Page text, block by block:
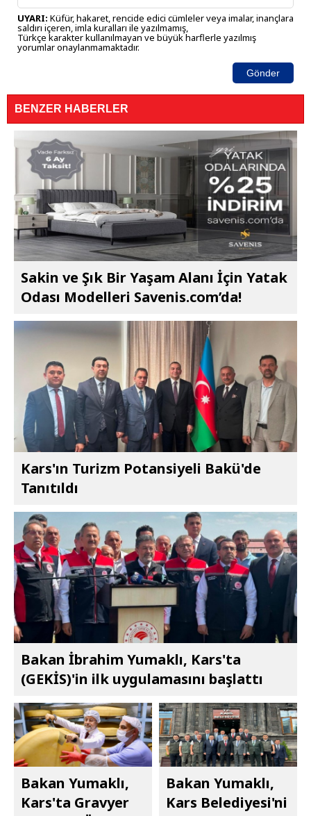
UYARI: Küfür, hakaret, rencide edici cümleler veya imalar, inançlara
saldırı içeren, imla kuralları ile yazılmamış,
Türkçe karakter kullanılmayan ve büyük harflerle yazılmış
yorumlar onaylanmamaktadır.
Gönder
BENZER HABERLER
Sakin ve Şık Bir Yaşam Alanı İçin Yatak
Odası Modelleri Savenis.com’da!
Kars'ın Turizm Potansiyeli Bakü'de
Tanıtıldı
Bakan İbrahim Yumaklı, Kars'ta
(GEKİS)'in ilk uygulamasını başlattı
Bakan Yumaklı,
Kars'ta Gravyer
Bakan Yumaklı,
Kars Belediyesi'ni